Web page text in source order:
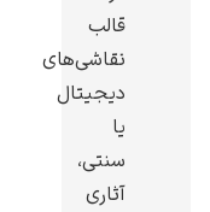
قالب
نقاشی‌های
دیجیتال
یا
سنتی،
آثاری